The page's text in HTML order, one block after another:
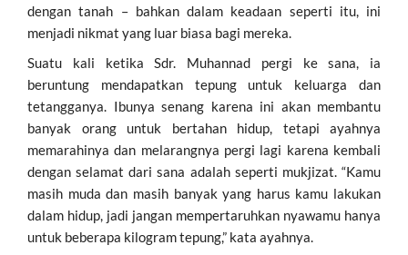
dengan tanah – bahkan dalam keadaan seperti itu, ini
menjadi nikmat yang luar biasa bagi mereka.
Suatu kali ketika Sdr. Muhannad pergi ke sana, ia
beruntung mendapatkan tepung untuk keluarga dan
tetangganya. Ibunya senang karena ini akan membantu
banyak orang untuk bertahan hidup, tetapi ayahnya
memarahinya dan melarangnya pergi lagi karena kembali
dengan selamat dari sana adalah seperti mukjizat. “Kamu
masih muda dan masih banyak yang harus kamu lakukan
dalam hidup, jadi jangan mempertaruhkan nyawamu hanya
untuk beberapa kilogram tepung,” kata ayahnya.